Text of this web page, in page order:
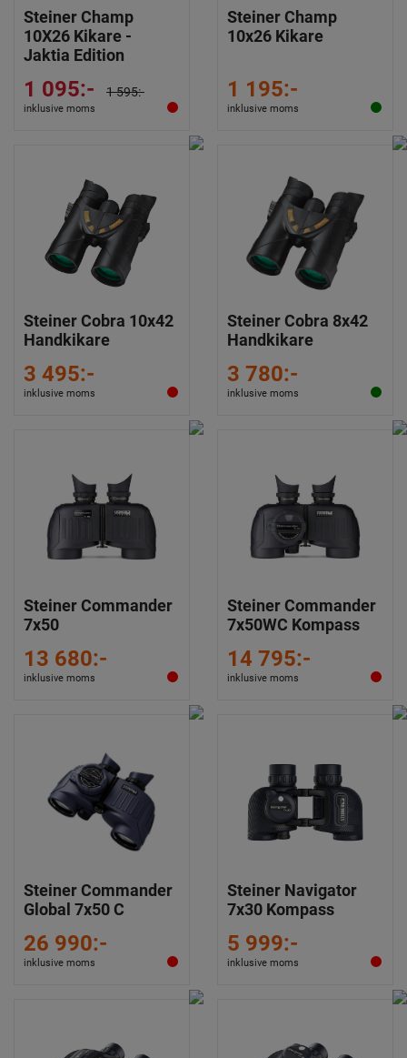
Steiner Champ
10X26 Kikare -
Jaktia Edition
1 095:- 1 595:-
inklusive moms
Steiner Champ
10x26 Kikare
1 195:-
inklusive moms
Steiner Cobra 10x42
Handkikare
3 495:-
inklusive moms
Steiner Cobra 8x42
Handkikare
3 780:-
inklusive moms
Steiner Commander
7x50
13 680:-
inklusive moms
Steiner Commander
7x50WC Kompass
14 795:-
inklusive moms
Steiner Commander
Global 7x50 C
26 990:-
inklusive moms
Steiner Navigator
7x30 Kompass
5 999:-
inklusive moms